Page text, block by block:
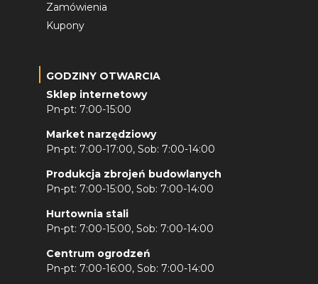
Zamówienia
Kupony
GODZINY OTWARCIA
Sklep internetowy
Pn-pt: 7:00-15:00
Market narzędziowy
Pn-pt: 7:00-17:00, Sob: 7:00-14:00
Produkcja zbrojeń budowlanych
Pn-pt: 7:00-15:00, Sob: 7:00-14:00
Hurtownia stali
Pn-pt: 7:00-15:00, Sob: 7:00-14:00
Centrum ogrodzeń
Pn-pt: 7:00-16:00, Sob: 7:00-14:00